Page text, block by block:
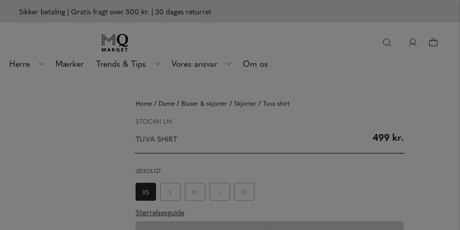
Sikker betaling | Gratis fragt over 500 kr. | 30 dages returret
Herre Mærker Trends & Tips Vores ansvar Om os
Home / Dame / Bluser & skjorter / Skjorter / Tuva shirt
STOCKH LM
TUVA SHIRT 499 kr.
UDSOLGT
XS S M L XL
Størrelsesguide